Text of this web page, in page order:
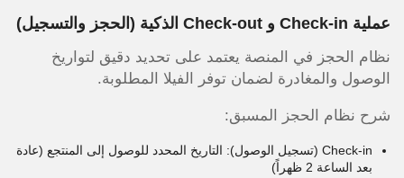
عملية Check-in و Check-out الذكية (الحجز والتسجيل)
نظام الحجز في المنصة يعتمد على تحديد دقيق لتواريخ
الوصول والمغادرة لضمان توفر الفيلا المطلوبة.
شرح نظام الحجز المسبق:
Check-in (تسجيل الوصول): التاريخ المحدد للوصول إلى المنتجع (عادة
بعد الساعة 2 ظهراً)